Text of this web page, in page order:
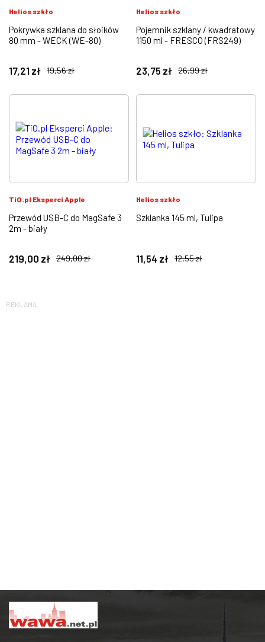
Helios szkło
Pokrywka szklana do słoików
80 mm - WECK (WE-80)
17,21 zł 19,56zł
TiO.pl Eksperci Apple
Przewód USB-C do MagSafe 3
2m - biały
219,00 zł 249,00zł
Helios szkło
Pojemnik szklany / kwadratowy
1150 ml - FRESCO (FRS249)
23,75 zł 26,99zł
Helios szkło
Szklanka 145 ml, Tulipa
11,54 zł 12,55zł
REKLAMA